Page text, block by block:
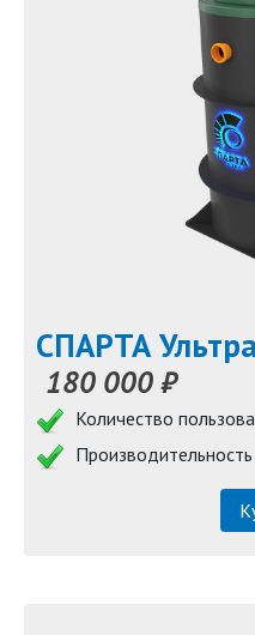
СПАРТА
180 000 ₽
Количество